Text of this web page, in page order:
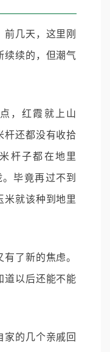
几天，这里刚
续续的，但潮气
，红霞就上山
杆还都没有收拾
杆子都在地里
毕竟再过不到
米就该种到地里
了新的焦虑。
道以后还能不能
的几个亲戚回